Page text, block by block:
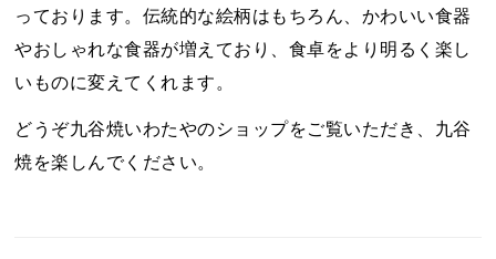
っております。伝統的な絵柄はもちろん、かわいい食器
やおしゃれな食器が増えており、食卓をより明るく楽し
いものに変えてくれます。
どうぞ九谷焼いわたやのショップをご覧いただき、九谷
焼を楽しんでください。